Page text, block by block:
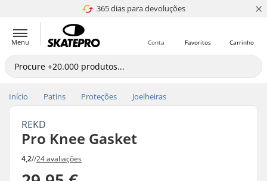
365 dias para devoluções
4.8 de 5 ×
Menu Carrinho
Favoritos
Conta
Início Patins Proteções Joelheiras
REKD
Pro Knee Gasket
4,2//24 avaliações